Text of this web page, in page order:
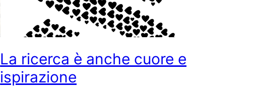
La ricerca è anche cuore e
ispirazione